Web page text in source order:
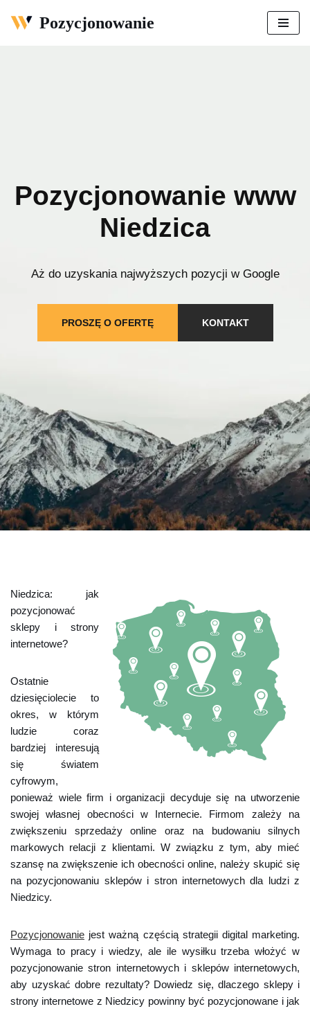
Pozycjonowanie
Pozycjonowanie www
Niedzica
Aż do uzyskania najwyższych pozycji w Google
PROSZĘ O OFERTĘ KONTAKT
Niedzica: jak
pozycjonować
sklepy i strony
internetowe?
Ostatnie
dziesięciolecie to
okres, w którym
ludzie coraz
bardziej interesują
się światem
cyfrowym,
ponieważ wiele firm i organizacji decyduje się na utworzenie
swojej własnej obecności w Internecie. Firmom zależy na
zwiększeniu sprzedaży online oraz na budowaniu silnych
markowych relacji z klientami. W związku z tym, aby mieć
szansę na zwiększenie ich obecności online, należy skupić się
na pozycjonowaniu sklepów i stron internetowych dla ludzi z
Niedzicy.
Pozycjonowanie jest ważną częścią strategii digital marketing.
Wymaga to pracy i wiedzy, ale ile wysiłku trzeba włożyć w
pozycjonowanie stron internetowych i sklepów internetowych,
aby uzyskać dobre rezultaty? Dowiedz się, dlaczego sklepy i
strony internetowe z Niedzicy powinny być pozycjonowane i jak